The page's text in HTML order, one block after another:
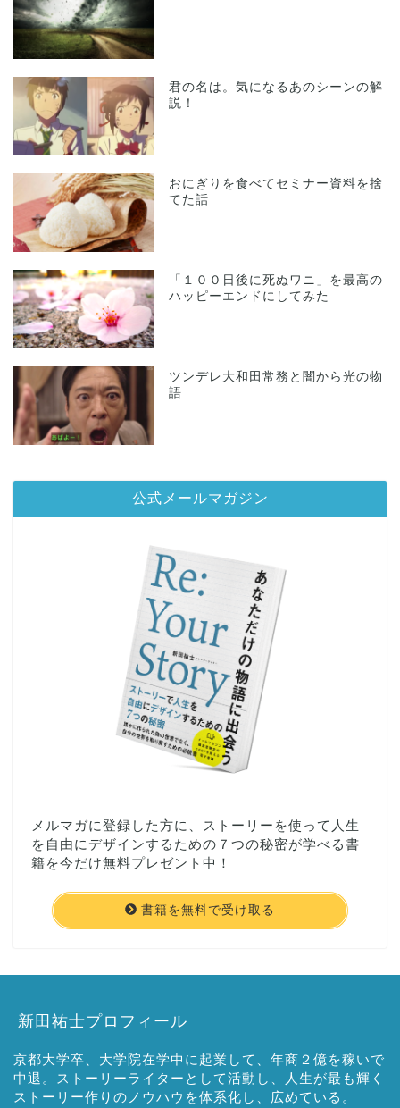
君の名は。気になるあのシーンの解
説！
おにぎりを食べてセミナー資料を捨
てた話
「１００日後に死ぬワニ」を最高の
ハッピーエンドにしてみた
ツンデレ大和田常務と闇から光の物
語
公式メールマガジン
メルマガに登録した方に、ストーリーを使って人生
を自由にデザインするための７つの秘密が学べる書
籍を今だけ無料プレゼント中！
書籍を無料で受け取る
新田祐士プロフィール
京都大学卒、大学院在学中に起業して、年商２億を稼いで
中退。ストーリーライターとして活動し、人生が最も輝く
ストーリー作りのノウハウを体系化し、広めている。